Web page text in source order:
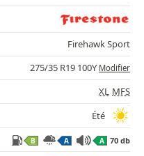
Firehawk Sport
275/35 R19 100Y Modifier
XL MFS
Été
B A A 70 db